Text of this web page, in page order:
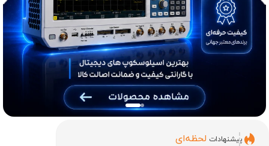
پیشنهادات لحظه‌ای